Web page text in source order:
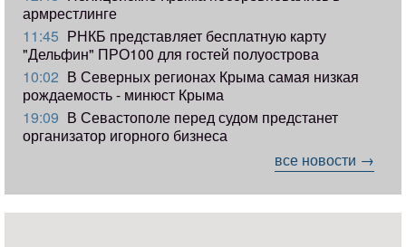
армрестлинге
11:45 РНКБ представляет бесплатную карту
"Дельфин" ПРО100 для гостей полуострова
10:02 В Северных регионах Крыма самая низкая
рождаемость - минюст Крыма
19:09 В Севастополе перед судом предстанет
организатор игорного бизнеса
все новости →